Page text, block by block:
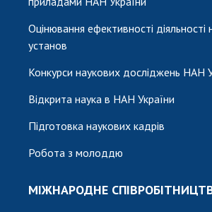
Оцінювання ефективності діяльності
установ
Конкурси наукових досліджень НАН
Відкрита наука в НАН України
Підготовка наукових кадрів
Робота з молоддю
МІЖНАРОДНЕ